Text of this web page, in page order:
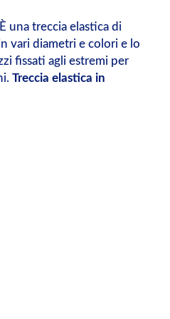
una treccia elastica di
vari diametri e colori e lo
fissati agli estremi per
Treccia elastica in